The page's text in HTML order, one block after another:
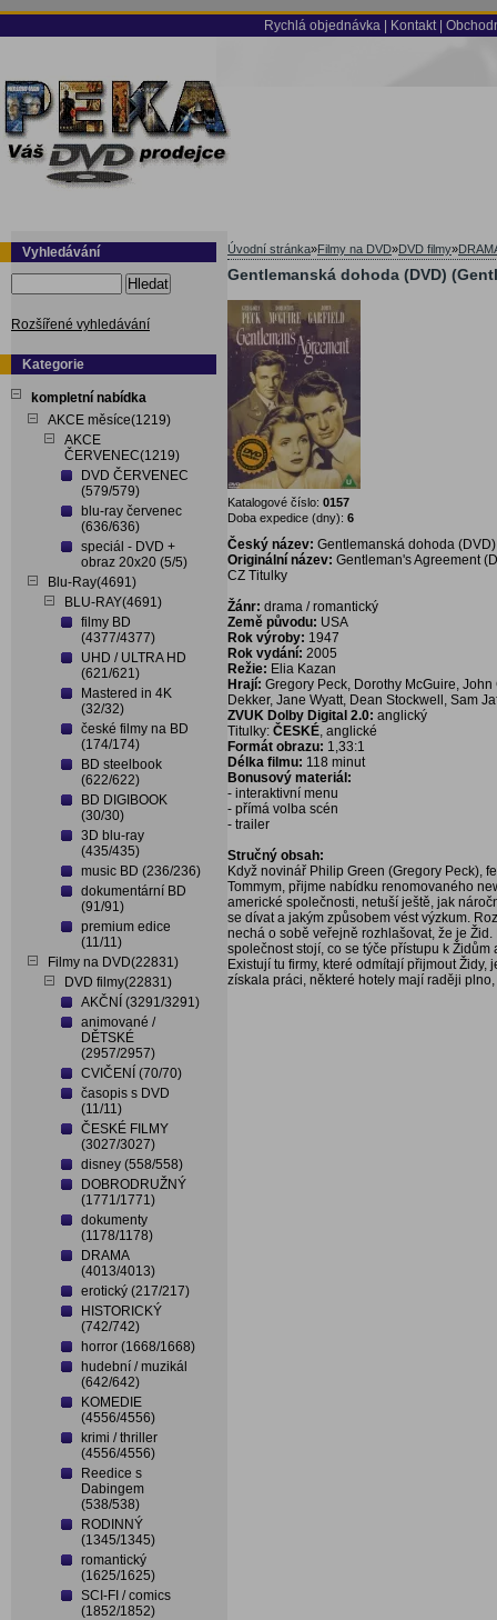
Rychlá objednávka Kontakt
Vyhledávání
Hledat
Rozšířené vyhledávání
Kategorie
kompletní nabídka
AKCE měsíce(1219)
AKCE
ČERVENEC(1219)
DVD ČERVENEC
(579/579)
blu-ray červenec
(636/636)
speciál - DVD +
obraz 20x20 (5/5)
Blu-Ray(4691)
BLU-RAY(4691)
filmy BD
(4377/4377)
UHD / ULTRA HD
(621/621)
Mastered in 4K
(32/32)
české filmy na BD
(174/174)
BD steelbook
(622/622)
BD DIGIBOOK
(30/30)
3D blu-ray
(435/435)
music BD (236/236)
dokumentární BD
(91/91)
premium edice
(11/11)
Filmy na DVD(22831)
DVD filmy(22831)
AKČNÍ (3291/3291)
animované /
DĚTSKÉ
(2957/2957)
CVIČENÍ (70/70)
časopis s DVD
(11/11)
ČESKÉ FILMY
(3027/3027)
disney (558/558)
DOBRODRUŽNÝ
(1771/1771)
dokumenty
(1178/1178)
DRAMA
(4013/4013)
erotický (217/217)
HISTORICKÝ
(742/742)
horror (1668/1668)
hudební / muzikál
(642/642)
KOMEDIE
(4556/4556)
krimi / thriller
(4556/4556)
Reedice s
Dabingem
(538/538)
RODINNÝ
(1345/1345)
romantický
(1625/1625)
SCI-FI / comics
(1852/1852)
Úvodní stránka»Filmy na DVD»DVD filmy»
Gentlemanská dohoda (DVD)
Katalogové číslo: 0157
Doba expedice (dny): 6
Český název: Gentlemanská dohoda (DVD)
Originální název: Gentleman's Agreement
CZ Titulky
Žánr: drama / romantický
Země původu: USA
Rok výroby: 1947
Rok vydání: 2005
Režie: Elia Kazan
Hrají: Gregory Peck, Dorothy McGuire,
Dekker, Jane Wyatt, Dean Stockwell, Sam
ZVUK Dolby Digital 2.0: anglický
Titulky: ČESKÉ, anglické
Formát obrazu: 1,33:1
Délka filmu: 118 minut
Bonusový materiál:
- interaktivní menu
- přímá volba scén
- trailer
Stručný obsah:
Když novinář Philip Green (Gregory Peck),
Tommym, přijme nabídku renomovaného
americké společnosti, netuší ještě, jak
se dívat a jakým způsobem vést výzkum.
nechá o sobě veřejně rozhlašovat, že je
společnost stojí, co se týče přístupu k
Existují tu firmy, které odmítají přijmout
získala práci, některé hotely mají raději